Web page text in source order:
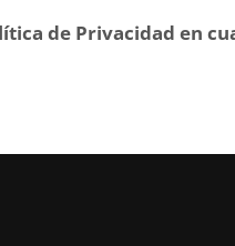
de Privacidad en